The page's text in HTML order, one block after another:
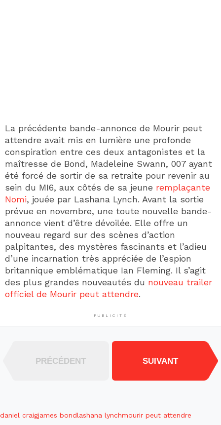
La précédente bande-annonce de Mourir peut
attendre avait mis en lumière une profonde
conspiration entre ces deux antagonistes et la
maîtresse de Bond, Madeleine Swann, 007 ayant
été forcé de sortir de sa retraite pour revenir au
sein du MI6, aux côtés de sa jeune remplaçante
Nomi, jouée par Lashana Lynch. Avant la sortie
prévue en novembre, une toute nouvelle bande-
annonce vient d’être dévoilée. Elle offre un
nouveau regard sur des scènes d’action
palpitantes, des mystères fascinants et l’adieu
d’une incarnation très appréciée de l’espion
britannique emblématique Ian Fleming. Il s’agit
des plus grandes nouveautés du nouveau trailer
officiel de Mourir peut attendre.
PUBLICITÉ
PRÉCÉDENT SUIVANT
daniel craigjames bondlashana lynchmourir peut attendre